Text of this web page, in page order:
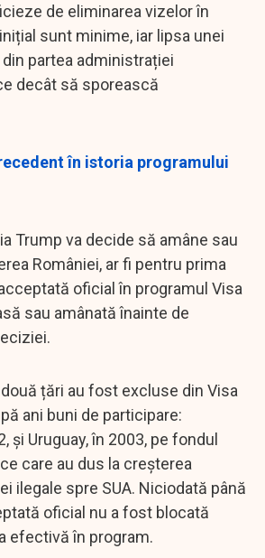
de eliminarea vizelor în
sunt minime, iar lipsa unei
partea administrației
decât să sporească
în istoria programului
Trump va decide să amâne sau
României, ar fi pentru prima
oficial în programul Visa
sau amânată înainte de
țări au fost excluse din Visa
ani buni de participare:
și Uruguay, în 2003, pe fondul
care au dus la creșterea
ilegale spre SUA. Niciodată până
oficial nu a fost blocată
efectivă în program.